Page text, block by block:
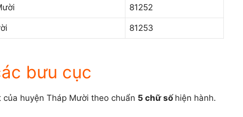
81252
81253
bưu cục
huyện Tháp Mười theo chuẩn 5 chữ số hiện hành.